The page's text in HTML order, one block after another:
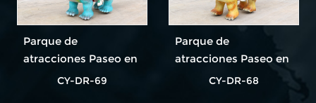
Parque de
atracciones Paseo en
dinosaurio El paseo
CY-DR-69
Parque de
atracciones Paseo en
dinosaurio El paseo
CY-DR-68